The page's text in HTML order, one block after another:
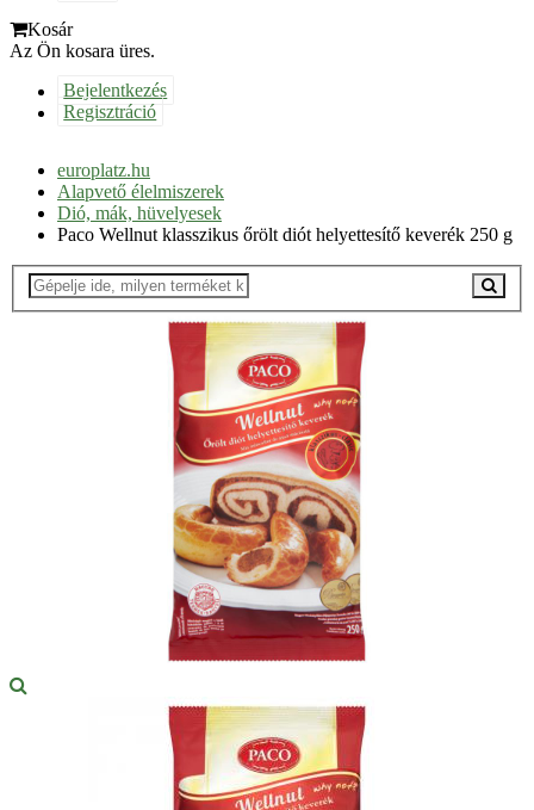
Kosár
Az Ön kosara üres.
Bejelentkezés
Regisztráció
europlatz.hu
Alapvető élelmiszerek
Dió, mák, hüvelyesek
Paco Wellnut klasszikus őrölt diót helyettesítő keverék 250 g